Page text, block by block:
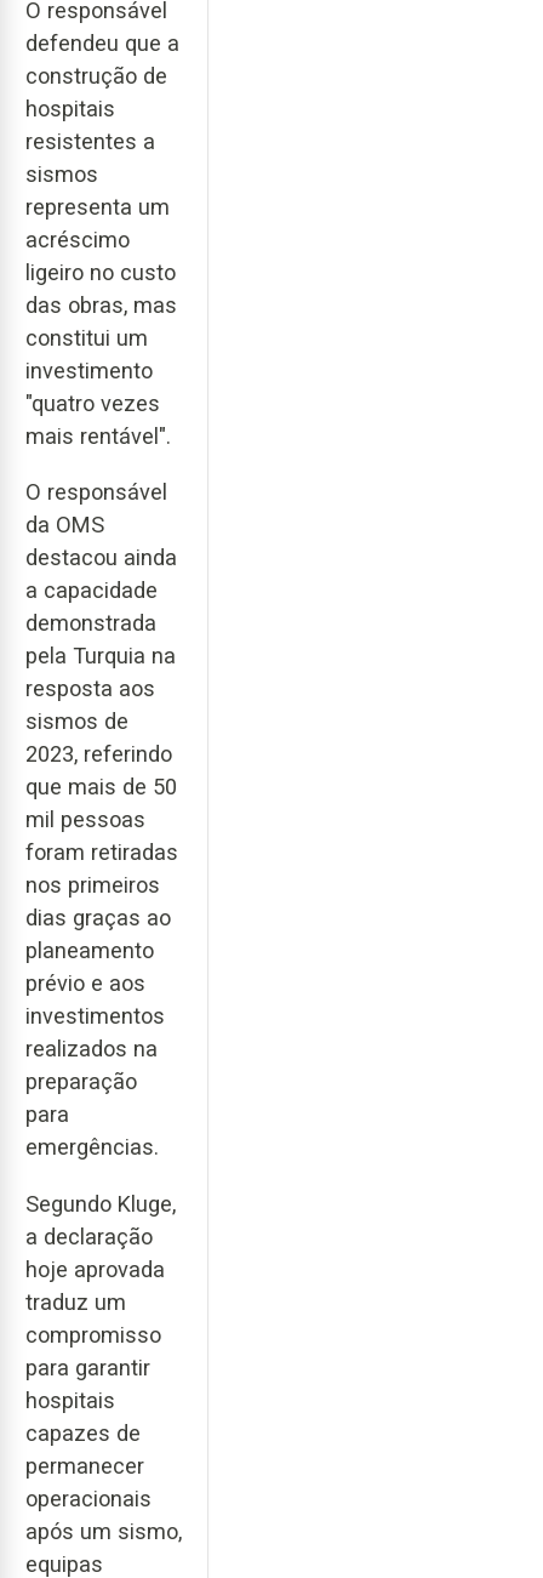
O responsável
defendeu que a
construção de
hospitais
resistentes a
sismos
representa um
acréscimo
ligeiro no custo
das obras, mas
constitui um
investimento
"quatro vezes
mais rentável".
O responsável
da OMS
destacou ainda
a capacidade
demonstrada
pela Turquia na
resposta aos
sismos de
2023, referindo
que mais de 50
mil pessoas
foram retiradas
nos primeiros
dias graças ao
planeamento
prévio e aos
investimentos
realizados na
preparação
para
emergências.
Segundo Kluge,
a declaração
hoje aprovada
traduz um
compromisso
para garantir
hospitais
capazes de
permanecer
operacionais
após um sismo,
equipas